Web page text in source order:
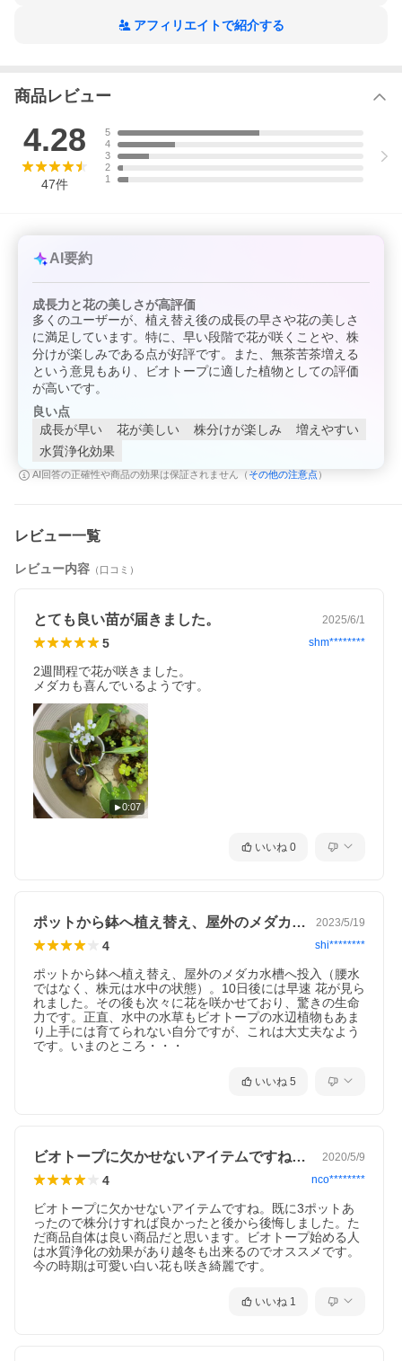
ープ状で常緑の水中葉で越冬します。
越冬性の高さと繁殖力の強さから帰化しやすい植物ですの
学名
（※）
Ｓａｇｉｔｔａｒｉａ ｇｒａｍｉｎｅａ
（※）…改良品種や学名が不明の種は流通名での記載の場
分類
オモダカ科（Ａｌｉｓｍａｔａｃｅａｅ）オモダカ属（Ｓ
ａｇｉｔｔａｒｉａ）
分布
北米
３０ｃｍ
開花期 ５〜９月
早春の
販売に
ついて
一部が枯れたような状態での出荷となる場合がございま
す。
・新芽の発芽等を確認した状態で発送致しますが、冬季か
理されたものとなる場合があり、屋外に置かれますと寒さ
により状態を崩す恐れがあります。
注意
※表記サイズはおおよその目安です。育成環境や、成長の
度合いにより最大サイズは異なります。
※梱包の都合により剪定した状態でお届けする場合がござ
います。脇目が出てまいりますので育成に支障はございま
せん。
※株分け、植え替え後の場合がございます。根張りや小根
が少なめの場合がございますが、そのまま植え付けていた
だければ生育に問題はございません。
※夏以降のお届けは、葉焼けや虫食いによる傷みが入る場
合がございます。
※入荷状況等により、ポットなし１ポット分での発送とな
アフィリエイトで紹介する
商品レビュー
4.28
47件
5
4
3
2
1
AI要約
成長力と花の美しさが高評価
多くのユーザーが、植え替え後の成長の早さや花の美しさ
に満足しています。特に、早い段階で花が咲くことや、株
分けが楽しみである点が好評です。また、無茶苦茶増える
という意見もあり、ビオトープに適した植物としての評価
が高いです。
良い点
成長が早い
花が美しい 株分けが楽しみ
増えやすい
水質浄化効果
AI回答の正確性や商品の効果は保証されません（ その他の注意点 ）
レビュー一覧
レビュー内容 （口コミ）
とても良い苗が届きました。 2025/6/1
5 shm********
2週間程で花が咲きました。
メダカも喜んでいるようです。
0:07
いいね 0
ポットから鉢へ植え替え、屋外のメダカ水… 2023/5/19
4 shi********
ポットから鉢へ植え替え、屋外のメダカ水槽へ投入（腰水
ではなく、株元は水中の状態）。10日後には早速 花が見ら
れました。その後も次々に花を咲かせており、驚きの生命
力です。正直、水中の水草もビオトープの水辺植物もあま
り上手には育てられない自分ですが、これは大丈夫なよう
です。いまのところ・・・
いいね 5
ビオトープに欠かせないアイテムですね。… 2020/5/9
4 nco********
ビオトープに欠かせないアイテムですね。既に3ポットあ
ったので株分けすれば良かったと後から後悔しました。た
だ商品自体は良い商品だと思います。ビオトープ始める人
は水質浄化の効果があり越冬も出来るのでオススメです。
今の時期は可愛い白い花も咲き綺麗です。
いいね 1